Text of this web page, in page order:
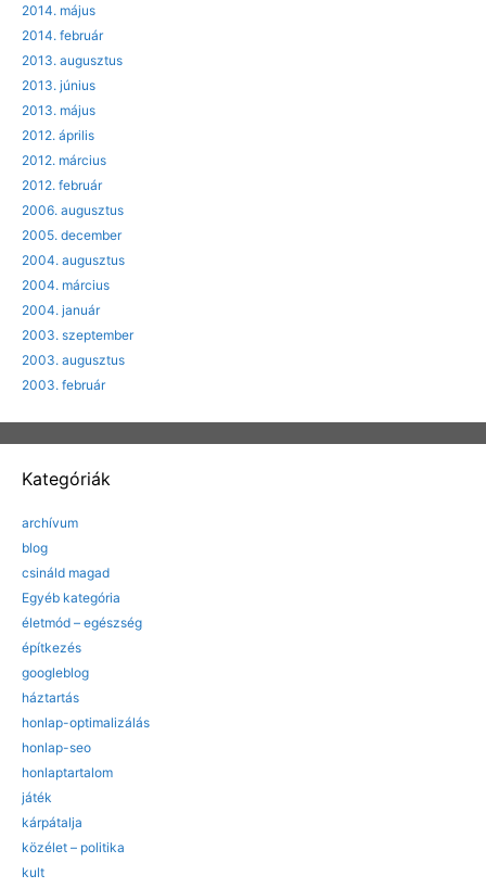
2014. május
2014. február
2013. augusztus
2013. június
2013. május
2012. április
2012. március
2012. február
2006. augusztus
2005. december
2004. augusztus
2004. március
2004. január
2003. szeptember
2003. augusztus
2003. február
Kategóriák
archívum
blog
csináld magad
Egyéb kategória
életmód – egészség
építkezés
googleblog
háztartás
honlap-optimalizálás
honlap-seo
honlaptartalom
játék
kárpátalja
közélet – politika
kult